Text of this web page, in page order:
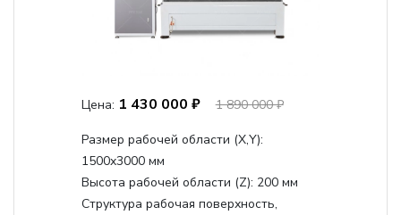
Цена: 1 430 000 ₽ 1 890 000 ₽
Размер рабочей области (Х,Y):
1500x3000 мм
Высота рабочей области (Z): 200 мм
Структура рабочая поверхность,